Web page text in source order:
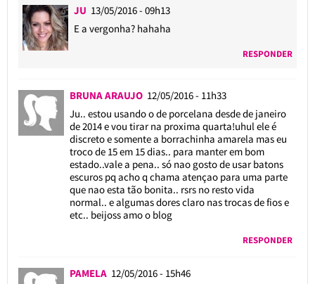
JU 13/05/2016 - 09h13
E a vergonha? hahaha
RESPONDER
BRUNA ARAUJO 12/05/2016 - 11h33
Ju.. estou usando o de porcelana desde de janeiro
de 2014 e vou tirar na proxima quarta!uhul ele é
discreto e somente a borrachinha amarela mas eu
troco de 15 em 15 dias.. para manter em bom
estado..vale a pena.. só nao gosto de usar batons
escuros pq acho q chama atençao para uma parte
que nao esta tão bonita.. rsrs no resto vida
normal.. e algumas dores claro nas trocas de fios e
etc.. beijoss amo o blog
RESPONDER
PAMELA 12/05/2016 - 15h46